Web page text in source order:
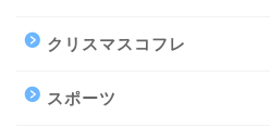
クリスマスコフレ
スポーツ